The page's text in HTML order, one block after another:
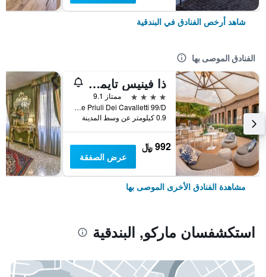
شاهد أرخص الفنادق في البندقية
الفنادق الموصى بها
ذا فينيس تايمز هوتل، فينيت كوليكش باي آيتش جي
4 نجوم
ممتاز 9.1
Calle Priuli Dei Cavalletti 99/D, البندقية, فينيتو, إيطاليا
0.9 كيلومتر عن وسط المدينة
992 ﷼
عرض الصفقة
مشاهدة الفنادق الأخرى الموصى بها
استكشفسان ماركو, البندقية